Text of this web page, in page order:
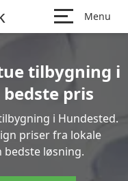
Menu
tilbygning i
pris
i Hundested.
priser fra lokale
løsning.